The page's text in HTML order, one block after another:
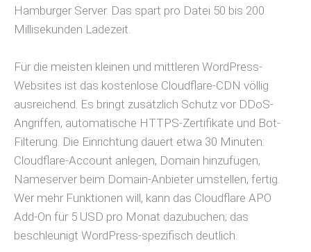
Hamburger Server. Das spart pro Datei 50 bis 200
Millisekunden Ladezeit.
Für die meisten kleinen und mittleren WordPress-
Websites ist das kostenlose Cloudflare-CDN völlig
ausreichend. Es bringt zusätzlich Schutz vor DDoS-
Angriffen, automatische HTTPS-Zertifikate und Bot-
Filterung. Die Einrichtung dauert etwa 30 Minuten:
Cloudflare-Account anlegen, Domain hinzufügen,
Nameserver beim Domain-Anbieter umstellen, fertig.
Wer mehr Funktionen will, kann das Cloudflare APO
Add-On für 5 USD pro Monat dazubuchen; das
beschleunigt WordPress-spezifisch deutlich.